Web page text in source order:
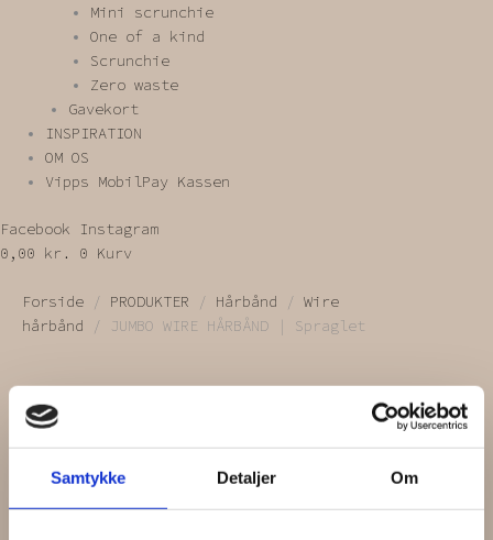
Samtykke Detaljer Om
Mini scrunchie
One of a kind
Scrunchie
Zero waste
Gavekort
INSPIRATION
OM OS
Vipps MobilPay Kassen
Facebook
Instagram
0,00 kr. 0 Kurv
Forside / PRODUKTER / Hårbånd / Wire
hårbånd / JUMBO WIRE HÅRBÅND | Spraglet
JUMBO WIRE HÅRBÅND | Spraglet
299,00 kr.